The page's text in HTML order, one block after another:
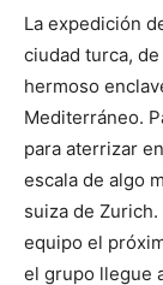
La expedición
ciudad turca,
hermoso
Mediterráneo.
para aterrizar
escala de algo
suiza de
equipo el
el grupo llegue